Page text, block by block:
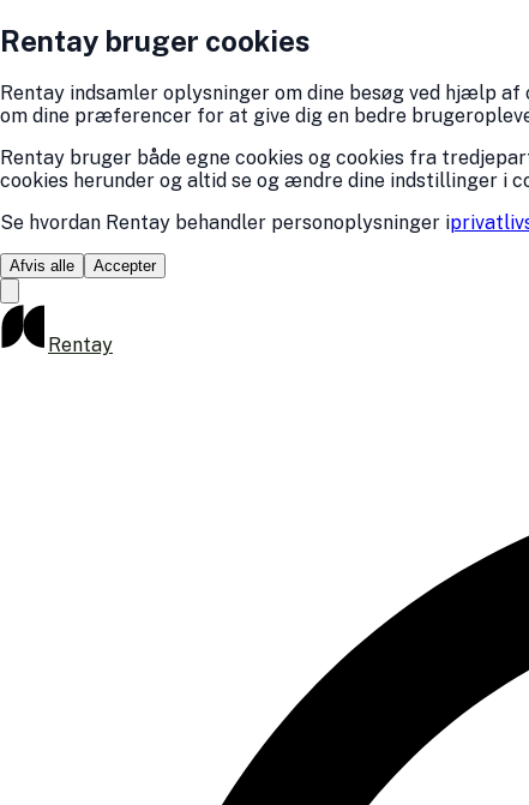
Rentay bruger cookies
Rentay indsamler oplysninger om dine besøg ved hjælp
om dine præferencer for at give dig en bedre
Rentay bruger både egne cookies og cookies fra
cookies herunder og altid se og ændre dine indstillinger i
Se hvordan Rentay behandler personoplysninger i
Afvis alle Accepter
Rentay